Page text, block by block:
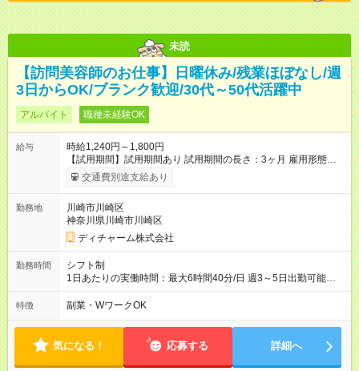
未読
【訪問美容師のお仕事】日曜休み/残業ほぼなし/週
3日からOK/ブランク歓迎/30代～50代活躍中
アルバイト 職種未経験OK
給与
時給1,240円～1,800円
【試用期間】試用期間あり 試用期間の長さ：3ヶ月 雇用形態、
給与は本採用時と同じです。
交通費別途支給あり
勤務地
川崎市川崎区
神奈川県川崎市川崎区
ディチャーム株式会社
勤務時間
シフト制
1日あたりの実働時間：最大6時間40分/日 週3～5日出勤可能な
方 （シフト例） 9:00～16:40（休憩1時間含む） ご希望に合わせ
て勤務終了時間はご相談可能です ※勤務地により多少の前後
特徴 副業・WワークOK
気になる！ 応募する 詳細へ